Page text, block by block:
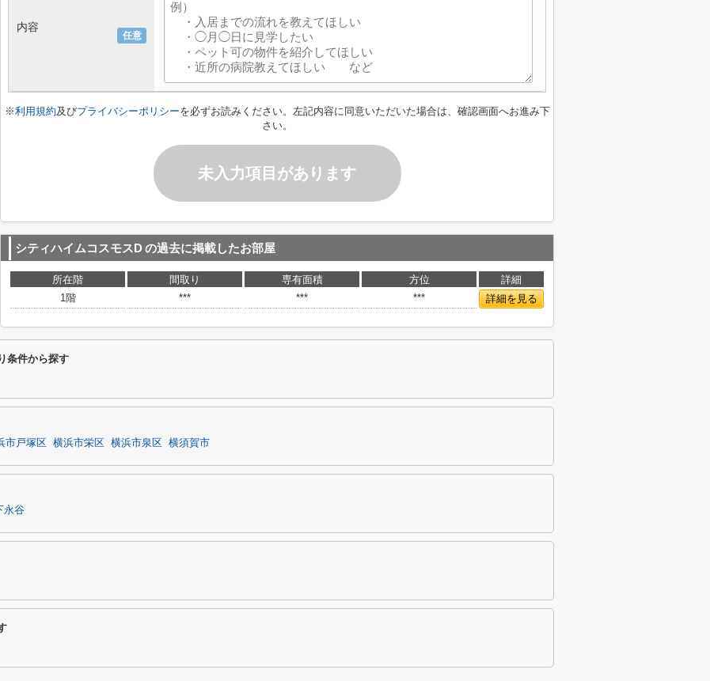
任意
内容
※利用規約及びプライバシーポリシーを必ずお読みください。左記内容に同意いただいた場合は、確認画面へお進み下
さい。
未入力項目があります
シティハイムコスモスDの過去に掲載したお部屋
所在階 間取り 専有面積 方位
詳細
1階
*** *** *** 詳細を見る
条件から探す
市戸塚区 横浜市栄区 横浜市泉区 横須賀市
永谷